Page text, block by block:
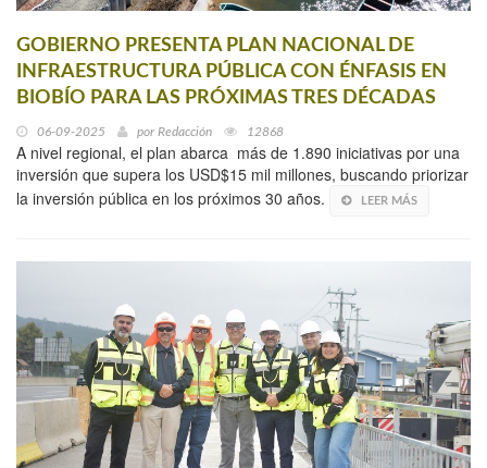
GOBIERNO PRESENTA PLAN NACIONAL DE
INFRAESTRUCTURA PÚBLICA CON ÉNFASIS EN
BIOBÍO PARA LAS PRÓXIMAS TRES DÉCADAS
06-09-2025 por Redacción 12868
A nivel regional, el plan abarca más de 1.890 iniciativas por una
inversión que supera los USD$15 mil millones, buscando priorizar
la inversión pública en los próximos 30 años.
LEER MÁS